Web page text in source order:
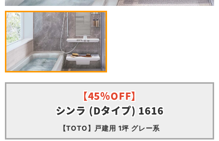
【45％OFF】
シンラ (Dタイプ) 1616
【TOTO】戸建用 1坪 グレー系